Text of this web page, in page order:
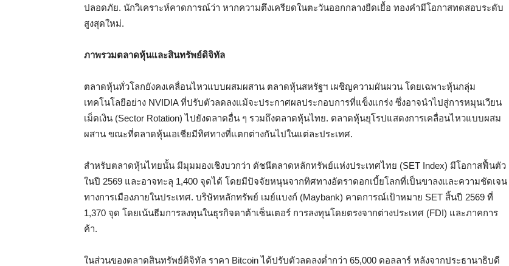
ปลอดภัย. นักวิเคราะห์คาดการณ์ว่า หากความตึงเครียดในตะวันออกกลางยืดเยื้อ ทองคำมีโอกาสทดสอบระดับ
สูงสุดใหม่.
ภาพรวมตลาดหุ้นและสินทรัพย์ดิจิทัล
ตลาดหุ้นทั่วโลกยังคงเคลื่อนไหวแบบผสมผสาน ตลาดหุ้นสหรัฐฯ เผชิญความผันผวน โดยเฉพาะหุ้นกลุ่ม
เทคโนโลยีอย่าง NVIDIA ที่ปรับตัวลดลงแม้จะประกาศผลประกอบการที่แข็งแกร่ง ซึ่งอาจนำไปสู่การหมุนเวียน
เม็ดเงิน (Sector Rotation) ไปยังตลาดอื่น ๆ รวมถึงตลาดหุ้นไทย. ตลาดหุ้นยุโรปแสดงการเคลื่อนไหวแบบผสม
ผสาน ขณะที่ตลาดหุ้นเอเชียมีทิศทางที่แตกต่างกันไปในแต่ละประเทศ.
สำหรับตลาดหุ้นไทยนั้น มีมุมมองเชิงบวกว่า ดัชนีตลาดหลักทรัพย์แห่งประเทศไทย (SET Index) มีโอกาสฟื้นตัว
ในปี 2569 และอาจทะลุ 1,400 จุดได้ โดยมีปัจจัยหนุนจากทิศทางอัตราดอกเบี้ยโลกที่เป็นขาลงและความชัดเจน
ทางการเมืองภายในประเทศ. บริษัทหลักทรัพย์ เมย์แบงก์ (Maybank) คาดการณ์เป้าหมาย SET สิ้นปี 2569 ที่
1,370 จุด โดยเน้นธีมการลงทุนในธุรกิจดาต้าเซ็นเตอร์ การลงทุนโดยตรงจากต่างประเทศ (FDI) และภาคการ
ค้า.
ในส่วนของตลาดสินทรัพย์ดิจิทัล ราคา Bitcoin ได้ปรับตัวลดลงต่ำกว่า 65,000 ดอลลาร์ หลังจากประธานาธิบดี